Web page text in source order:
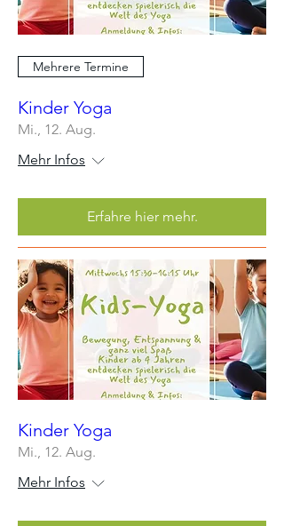
Mehrere Termine
Kinder Yoga
Mi., 12. Aug.
Mehr Infos
Erfahre hier mehr.
Kinder Yoga
Mi., 12. Aug.
Mehr Infos